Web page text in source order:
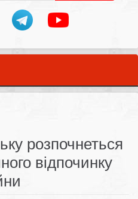
розпочнеться
відпочинку